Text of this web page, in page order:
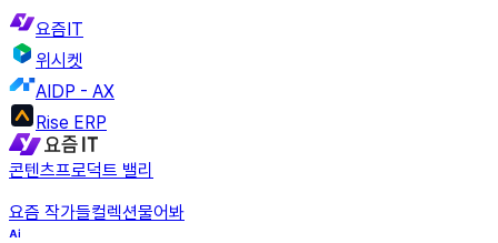
요즘IT
위시켓
AIDP - AX
Rise ERP
콘텐츠프로덕트 밸리
요즘 작가들컬렉션물어봐